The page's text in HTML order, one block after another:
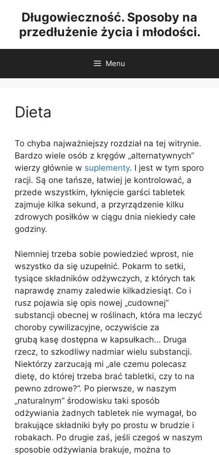
treści
Długowieczność. Sposoby na
przedłużenie życia i młodości.
Menu
Dieta
To chyba najważniejszy rozdział na tej witrynie.
Bardzo wiele osób z kręgów „alternatywnych”
wierzy głównie w suplementy. I jest w tym sporo
racji. Są one tańsze, łatwiej je kontrolować, a
przede wszystkim, łyknięcie garści tabletek
zajmuje kilka sekund, a przyrządzenie kilku
zdrowych posiłków w ciągu dnia niekiedy całe
godziny.
Niemniej trzeba sobie powiedzieć wprost, nie
wszystko da się uzupełnić. Pokarm to setki,
tysiące składników odżywczych, z których tak
naprawdę znamy zaledwie kilkadziesiąt. Co i
rusz pojawia się opis nowej „cudownej”
substancji obecnej w roślinach, która ma leczyć
choroby cywilizacyjne, oczywiście za
grubą kasę dostępna w kapsułkach… Druga
rzecz, to szkodliwy nadmiar wielu substancji.
Niektórzy zarzucają mi „ale czemu polecasz
dietę, do której trzeba brać tabletki, czy to na
pewno zdrowe?”. Po pierwsze, w naszym
„naturalnym” środowisku taki sposób
odżywiania żadnych tabletek nie wymagał, bo
brakujące składniki były po prostu w brudzie i
robakach. Po drugie zaś, jeśli czegoś w naszym
sposobie odżywiania brakuje, można to